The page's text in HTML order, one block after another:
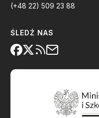
(+48 22) 509 23 88
ŚLEDŹ NAS